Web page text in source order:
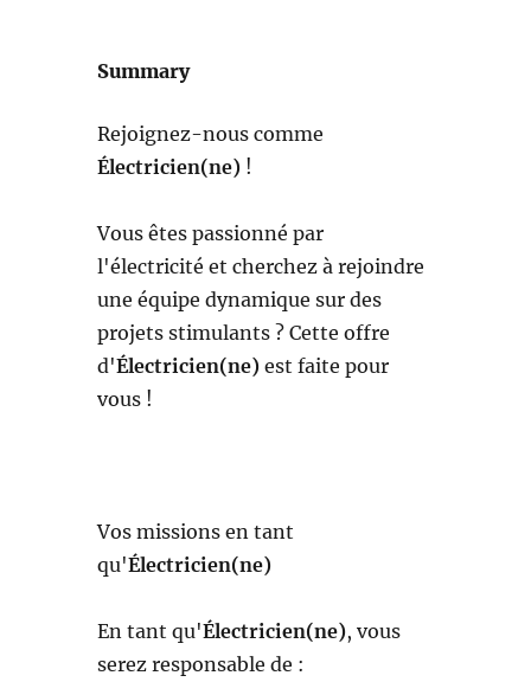
Summary
Rejoignez-nous comme
Électricien(ne) !
Vous êtes passionné par
l'électricité et cherchez à rejoindre
une équipe dynamique sur des
projets stimulants ? Cette offre
d'Électricien(ne) est faite pour
vous !
Vos missions en tant
qu'Électricien(ne)
En tant qu'Électricien(ne), vous
serez responsable de :